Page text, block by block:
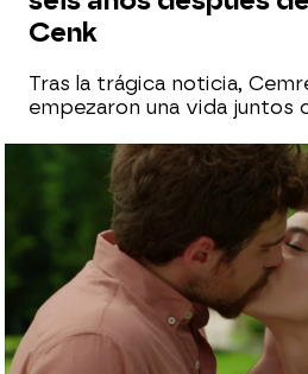
Cenk
Tras la trágica noticia,
empezaron una vida juntos
Nova
Madrid